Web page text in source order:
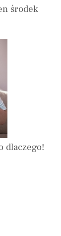
środek
dlaczego!